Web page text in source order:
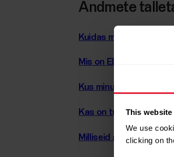
This
We use
clicking on
Andmete
Kuidas mõjutab ELi ja
Mis on ELi ja USA
Kus minu andmed
Kas on turvaline
Milliseid andmeid